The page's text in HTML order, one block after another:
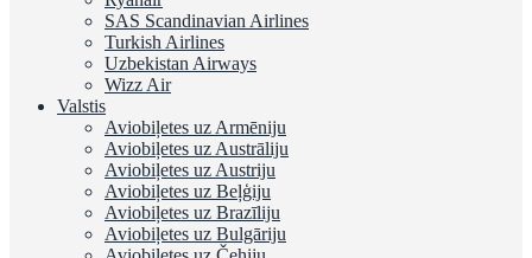
SAS Scandinavian Airlines
Turkish Airlines
Uzbekistan Airways
Wizz Air
Valstis
Aviobiļetes uz Armēniju
Aviobiļetes uz Austrāliju
Aviobiļetes uz Austriju
Aviobiļetes uz Beļģiju
Aviobiļetes uz Brazīliju
Aviobiļetes uz Bulgāriju